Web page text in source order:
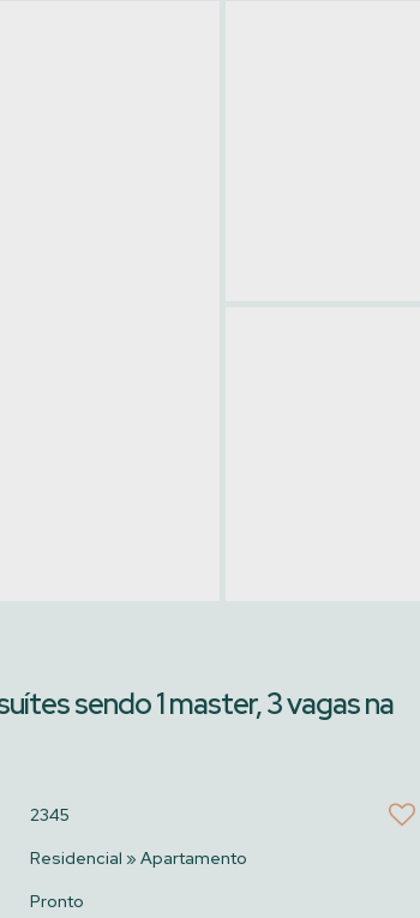
sendo 1 master, 3 vagas na
2345
Residencial » Apartamento
Pronto